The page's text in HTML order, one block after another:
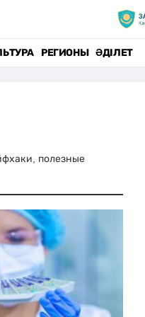
РЕГИОНЫ ӘДІЛЕТ
полезные